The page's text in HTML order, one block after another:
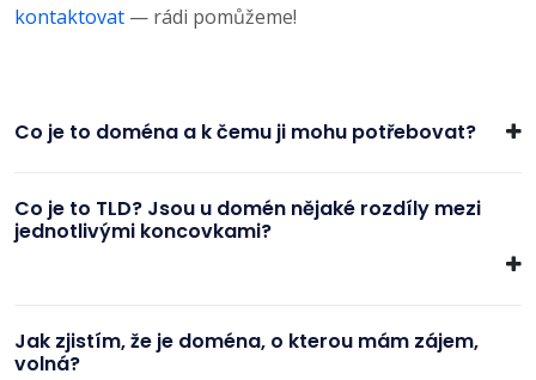
kontaktovat — rádi pomůžeme!
Co je to doména a k čemu ji mohu potřebovat?
Co je to TLD? Jsou u domén nějaké rozdíly mezi
jednotlivými koncovkami?
Jak zjistím, že je doména, o kterou mám zájem,
volná?